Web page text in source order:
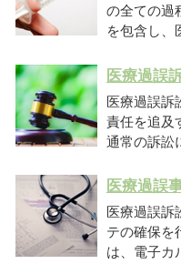
の全ての過
を包含し
医療過誤
医療過誤訴
責任を追及
通常の訴訟
医療過誤
医療過誤訴
テの確保を
は、電子カ